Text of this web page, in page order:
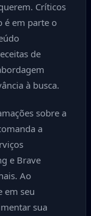
Críticos
é em parte o
de
à busca.
sobre a
a
e Brave
Ao
em seu
sua